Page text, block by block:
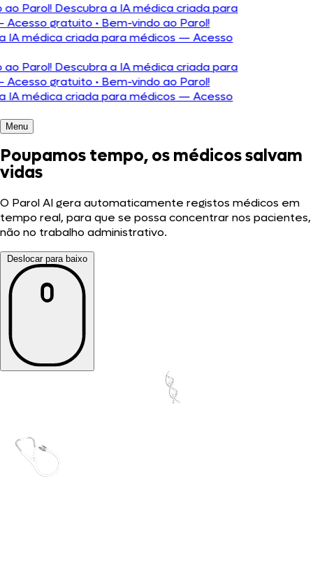
Descubra a IA médica criada para
gratuito• Bem-vindo ao Parol!
criada para médicos — Acesso
Descubra a IA médica criada para
gratuito• Bem-vindo ao Parol!
criada para médicos — Acesso
Menu
Poupamos tempo,os médicos salvam
vidas
O Parol AI gera automaticamente registos médicos em
tempo real, para que se possa concentrar nos pacientes,
não no trabalho administrativo.
Deslocar para baixo